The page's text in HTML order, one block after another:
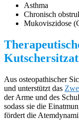
Asthma
Chronisch
Mukoviszidose
Aus osteopathischer
und unterstützt das
der Arme und des
sodass sie die
fördert die